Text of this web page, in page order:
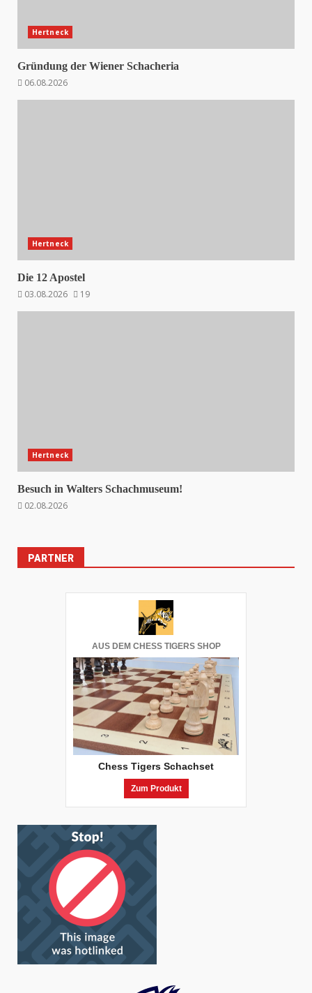
Hertneck
Gründung der Wiener Schacheria
06.08.2026
Hertneck
Die 12 Apostel
03.08.2026
19
Hertneck
Besuch in Walters Schachmuseum!
02.08.2026
PARTNER
AUS DEM CHESS TIGERS SHOP
Chess Tigers Schachset
Zum Produkt